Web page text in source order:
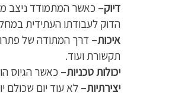
דיוק– כאשר המתמודד ניצב
הדוק לעבודתו העתידית
איכות– דרך המתודה של
תקשורת ועוד.
יכולות טכניות– כאשר הגיוס
יצירתיות– לא עוד יום שכולם